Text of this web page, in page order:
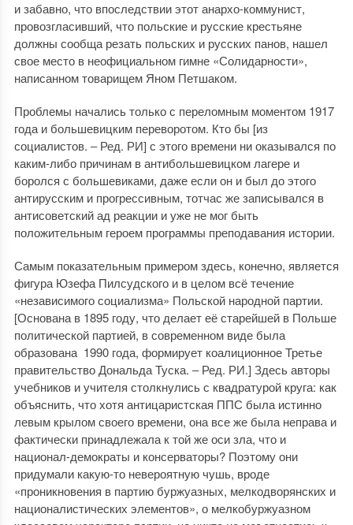
и забавно, что впоследствии этот анархо-коммунист,
провозгласивший, что польские и русские крестьяне
должны сообща резать польских и русских панов, нашел
свое место в неофициальном гимне «Солидарности»,
написанном товарищем Яном Петшаком.
Проблемы начались только с переломным моментом 1917
года и большевицким переворотом. Кто бы [из
социалистов. ‒ Ред. РИ] с этого времени ни оказывался по
каким-либо причинам в антибольшевицком лагере и
боролся с большевиками, даже если он и был до этого
антирусским и прогрессивным, тотчас же записывался в
антисоветский ад реакции и уже не мог быть
положительным героем программы преподавания истории.
Самым показательным примером здесь, конечно, является
фигура Юзефа Пилсудского и в целом всё течение
«независимого социализма» Польской народной партии.
[Основана в 1895 году, что делает её старейшей в Польше
политической партией, в современном виде была
образована 1990 года, формирует коалиционное Третье
правительство Дональда Туска. ‒ Ред. РИ.] Здесь авторы
учебников и учителя столкнулись с квадратурой круга: как
объяснить, что хотя антицаристская ППС была истинно
левым крылом своего времени, она все же была неправа и
фактически принадлежала к той же оси зла, что и
национал-демократы и консерваторы? Поэтому они
придумали какую-то невероятную чушь, вроде
«проникновения в партию буржуазных, мелкодворянских и
националистических элементов», о мелкобуржуазном